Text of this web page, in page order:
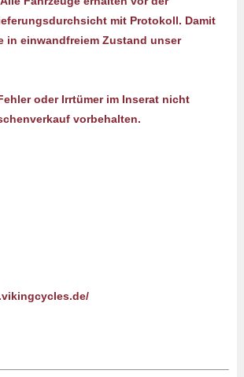
mit Protokoll. Damit
in einwandfreiem Zustand unser
oder Irrtümer im Inserat nicht
vorbehalten.